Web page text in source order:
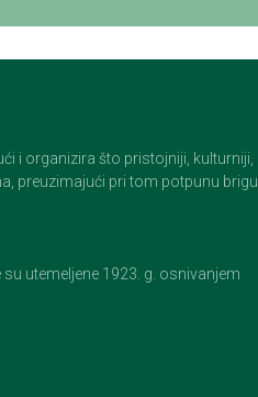
i organizira što pristojniji, kulturniji,
preuzimajući pri tom potpunu brigu
utemeljene 1923. g. osnivanjem